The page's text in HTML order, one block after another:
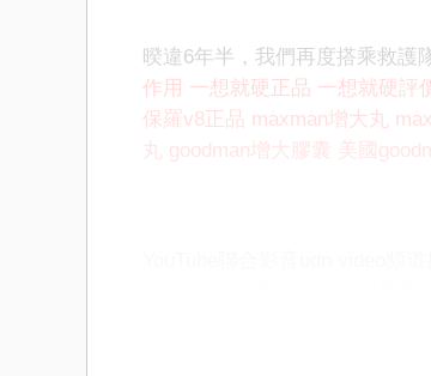
暌違6年半，我們再度搭乘救護
作用 一想就硬正品 一想就硬評
保羅v8正品 maxman增大丸
丸
goodman增大膠囊 美國